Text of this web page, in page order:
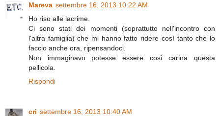
Mareva settembre 16, 2013 10:22 AM
Ho riso alle lacrime.
Ci sono stati dei momenti (soprattutto nell'incontro con
l'altra famiglia) che mi hanno fatto ridere così tanto che lo
faccio anche ora, ripensandoci.
Non immaginavo potesse essere così carina questa
pellicola.
Rispondi
cri settembre 16, 2013 10:40 AM